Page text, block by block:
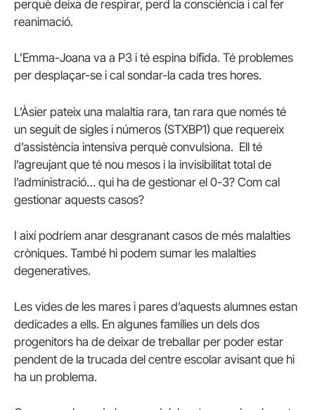
perquè deixa de respirar, perd la consciència i cal fer
reanimació.
L’Emma-Joana va a P3 i té espina bífida. Té problemes
per desplaçar-se i cal sondar-la cada tres hores.
L’Àsier pateix una malaltia rara, tan rara que només té
un seguit de sigles i números (STXBP1) que requereix
d’assistència intensiva perquè convulsiona. Ell té
l’agreujant que té nou mesos i la invisibilitat total de
l’administració… qui ha de gestionar el 0-3? Com cal
gestionar aquests casos?
I així podríem anar desgranant casos de més malalties
cròniques. També hi podem sumar les malalties
degeneratives.
Les vides de les mares i pares d’aquests alumnes estan
dedicades a ells. En algunes famílies un dels dos
progenitors ha de deixar de treballar per poder estar
pendent de la trucada del centre escolar avisant que hi
ha un problema.